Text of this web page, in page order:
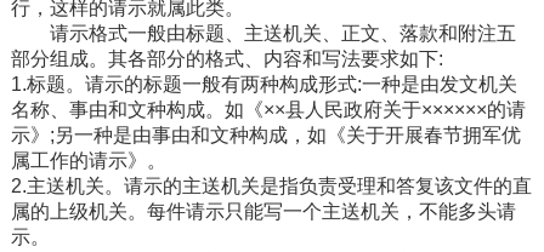
行，这样的请示就属此类。
请示格式一般由标题、主送机关、正文、落款和附注五
部分组成。其各部分的格式、内容和写法要求如下:
1.标题。请示的标题一般有两种构成形式:一种是由发文机关
名称、事由和文种构成。如《××县人民政府关于××××××的请
示》;另一种是由事由和文种构成，如《关于开展春节拥军优
属工作的请示》。
2.主送机关。请示的主送机关是指负责受理和答复该文件的直
属的上级机关。每件请示只能写一个主送机关，不能多头请
示。